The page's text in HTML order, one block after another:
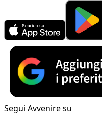
Segui Avvenire su